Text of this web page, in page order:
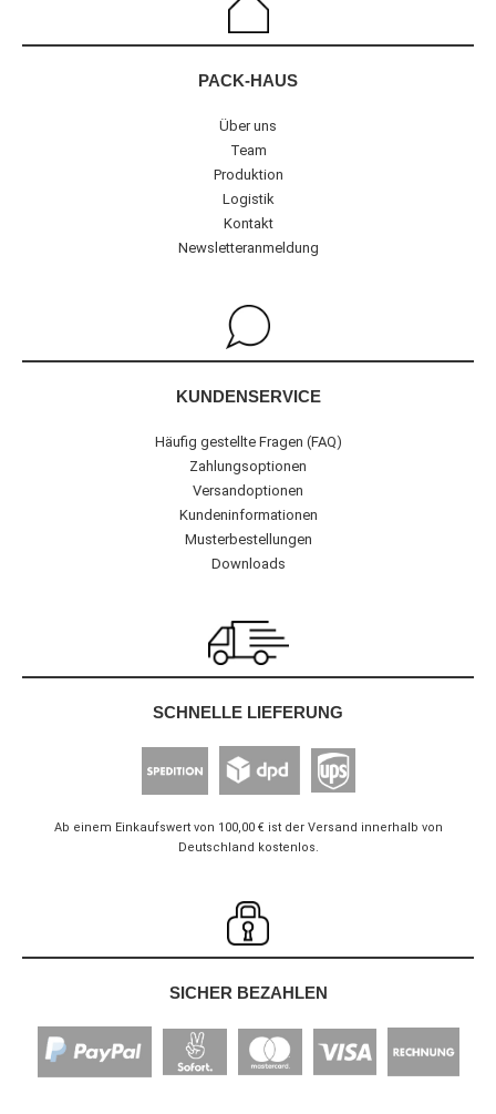
PACK-HAUS
Über uns
Team
Produktion
Logistik
Kontakt
Newsletteranmeldung
KUNDENSERVICE
Häufig gestellte Fragen (FAQ)
Zahlungsoptionen
Versandoptionen
Kundeninformationen
Musterbestellungen
Downloads
SCHNELLE LIEFERUNG
Ab einem Einkaufswert von 100,00 € ist der Versand innerhalb von
Deutschland kostenlos.
SICHER BEZAHLEN